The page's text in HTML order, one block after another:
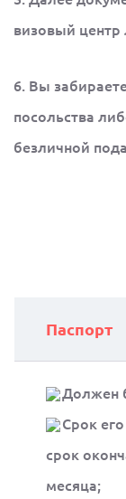
визовый центр
6. Вы
посольства
безличной
Паспорт
Должен
Срок
срок
месяца;